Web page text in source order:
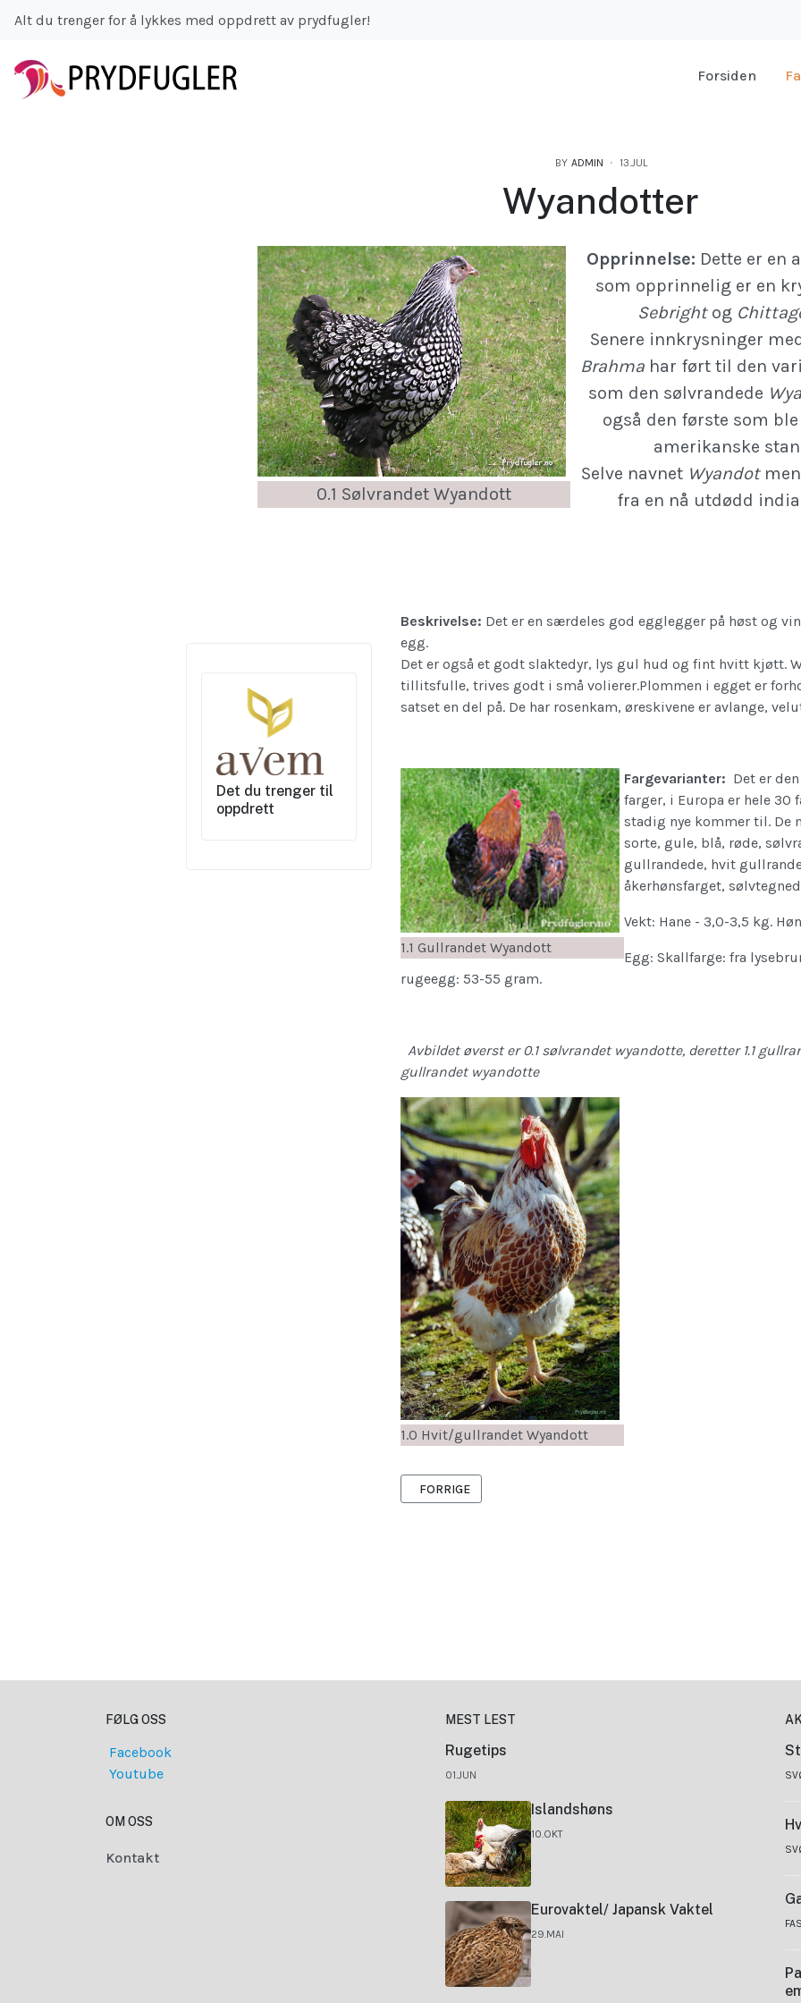
Alt du trenger for å lykkes med oppdrett av prydfugler!
Forsiden
BY ADMIN 13.JUL
Wyandotter
0.1 Sølvrandet Wyandott
Opprinnelse: Dette er en
som opprinnelig er en
Sebrightog
Senere innkrysninger
Brahma har ført til den
som den sølvrandede
også den første som
amerikanske
Selve navnet Wyandot
fra en nå utdødd
Det du trenger til
oppdrett
Beskrivelse: Det er en særdeles god egglegger på høst og
egg.
Det er også et godt slaktedyr, lys gul hud og fint hvitt kjøtt.
tillitsfulle, trives godt i små volierer.Plommen i egget er
satset en del på. De har rosenkam, øreskivene er avlange,
1.1 Gullrandet Wyandott
Fargevarianter: Det er
farger, i Europa er hele 30
stadig nye kommer til. De
sorte, gule, blå, røde,
gullrandede, hvit
åkerhønsfarget,
Vekt: Hane - 3,0-3,5 kg.
Egg: Skallfarge: fra
rugeegg: 53-55 gram.
Avbildet øverst er 0.1 sølvrandet wyandotte, deretter 1.1
gullrandet wyandotte
1.0 Hvit/gullrandet Wyandott
FORRIGE ARTIKKEL: BRAHMA
FORRIGE
FØLG OSS
Facebook
Youtube
OM OSS
Kontakt
MEST LEST
Rugetips
01.JUN
Islandshøns
10.OKT
Eurovaktel/ Japansk Vaktel
29.MAI